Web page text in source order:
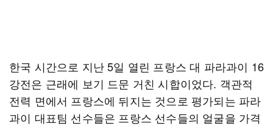
한국 시간으로 지난 5일 열린 프랑스 대 파라과이 16
강전은 근래에 보기 드문 거친 시합이었다. 객관적
전력 면에서 프랑스에 뒤지는 것으로 평가되는 파라
과이 대표팀 선수들은 프랑스 선수들의 얼굴을 가격